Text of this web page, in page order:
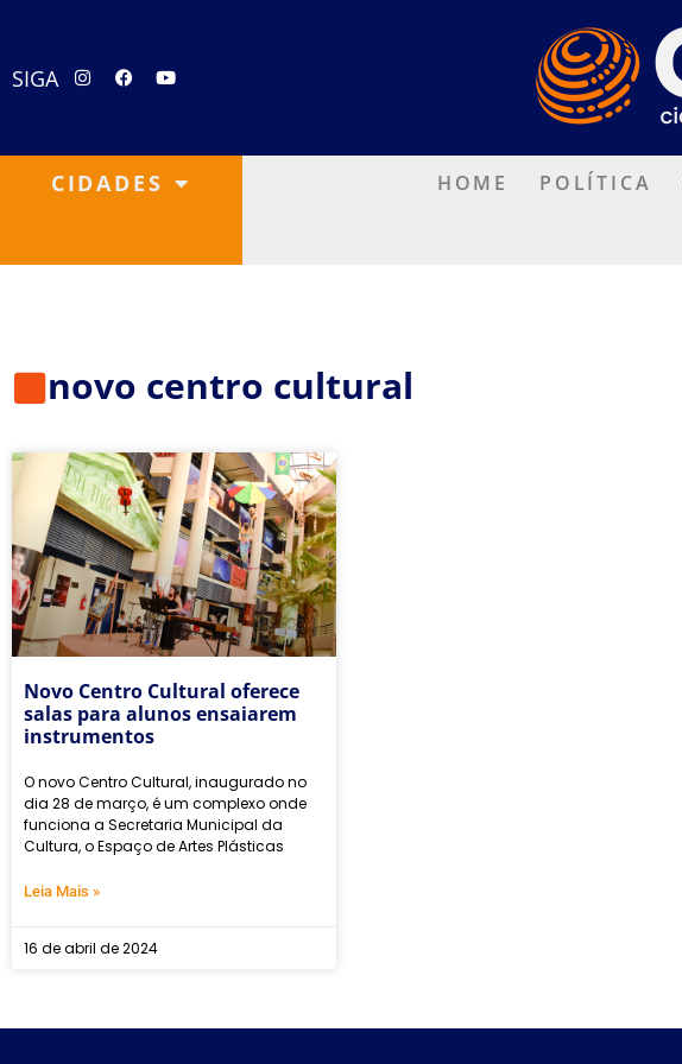
SIGA
CIDADES HOME POLÍTICA
novo centro cultural
Novo Centro Cultural oferece
salas para alunos ensaiarem
instrumentos
O novo Centro Cultural, inaugurado no
dia 28 de março, é um complexo onde
funciona a Secretaria Municipal da
Cultura, o Espaço de Artes Plásticas
Leia Mais »
16 de abril de 2024